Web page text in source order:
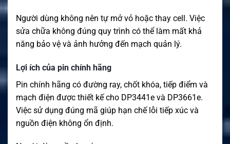
Người dùng không nên tự mở vỏ hoặc thay cell. Việc
sửa chữa không đúng quy trình có thể làm mất khả
năng bảo vệ và ảnh hưởng đến mạch quản lý.
Lợi ích của pin chính hãng
Pin chính hãng có đường ray, chốt khóa, tiếp điểm và
mạch điện được thiết kế cho DP3441e và DP3661e.
Việc sử dụng đúng mã giúp hạn chế lỗi tiếp xúc và
nguồn điện không ổn định.